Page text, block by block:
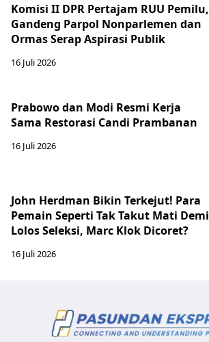
Komisi II DPR Pertajam RUU Pemilu,
Gandeng Parpol Nonparlemen dan
Ormas Serap Aspirasi Publik
16 Juli 2026
Prabowo dan Modi Resmi Kerja
Sama Restorasi Candi Prambanan
16 Juli 2026
John Herdman Bikin Terkejut! Para
Pemain Seperti Tak Takut Mati Demi
Lolos Seleksi, Marc Klok Dicoret?
16 Juli 2026